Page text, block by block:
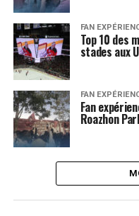
FAN
Top 10 des
stades aux
FAN
Fan
Roazhon